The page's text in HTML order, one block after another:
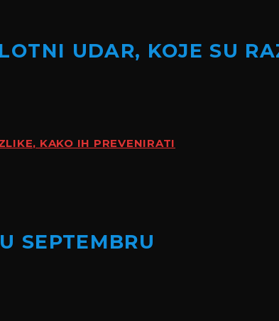
UDAR, KOJE SU
KAKO IH PREVENIRATI
SEPTEMBRU